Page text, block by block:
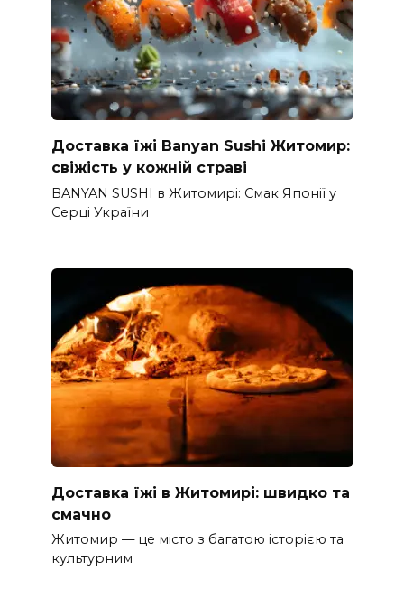
Доставка їжі Banyan Sushi Житомир:
свіжість у кожній страві
BANYAN SUSHI в Житомирі: Смак Японії у
Серці України
Доставка їжі в Житомирі: швидко та
смачно
Житомир — це місто з багатою історією та
культурним